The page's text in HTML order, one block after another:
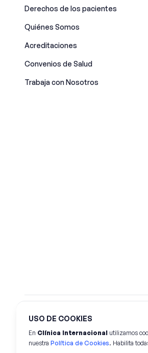
Derechos de los pacientes
Quiénes Somos
Acreditaciones
Convenios de Salud
Trabaja con Nosotros
©2026Clínica Internacional.
USO DE COOKIES
En Clínica Internacional utilizamos
nuestra Política de Cookies. Habilita